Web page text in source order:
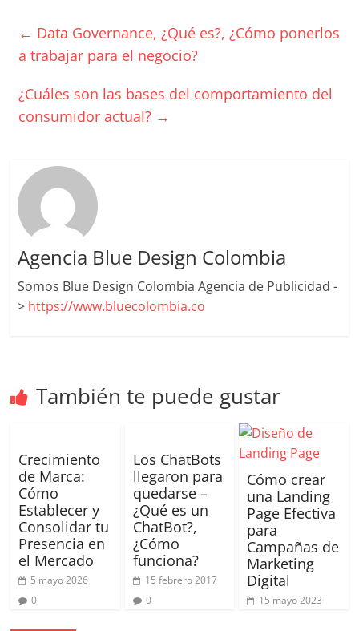
← Data Governance, ¿Qué es?, ¿Cómo ponerlos
a trabajar para el negocio?
¿Cuáles son las bases del comportamiento del
consumidor actual? →
Agencia Blue Design Colombia
Somos Blue Design Colombia Agencia de Publicidad -
> https://www.bluecolombia.co
También te puede gustar
Crecimiento
de Marca:
Cómo
Establecer y
Consolidar tu
Presencia en
el Mercado
5 mayo 2026
0
Los ChatBots
llegaron para
quedarse –
¿Qué es un
ChatBot?,
¿Cómo
funciona?
15 febrero 2017
0
Cómo crear
una Landing
Page Efectiva
para
Campañas de
Marketing
Digital
15 mayo 2023